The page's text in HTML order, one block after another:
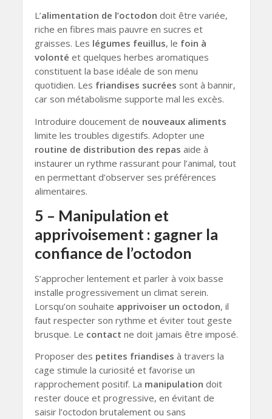
L’alimentation de l’octodon doit être variée,
riche en fibres mais pauvre en sucres et
graisses. Les légumes feuillus, le foin à
volonté et quelques herbes aromatiques
constituent la base idéale de son menu
quotidien. Les friandises sucrées sont à bannir,
car son métabolisme supporte mal les excès.
Introduire doucement de nouveaux aliments
limite les troubles digestifs. Adopter une
routine de distribution des repas aide à
instaurer un rythme rassurant pour l’animal, tout
en permettant d’observer ses préférences
alimentaires.
5 – Manipulation et
apprivoisement : gagner la
confiance de l’octodon
S’approcher lentement et parler à voix basse
installe progressivement un climat serein.
Lorsqu’on souhaite apprivoiser un octodon, il
faut respecter son rythme et éviter tout geste
brusque. Le contact ne doit jamais être imposé.
Proposer des petites friandises à travers la
cage stimule la curiosité et favorise un
rapprochement positif. La manipulation doit
rester douce et progressive, en évitant de
saisir l’octodon brutalement ou sans